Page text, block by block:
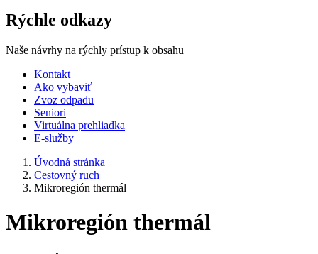
Rýchle odkazy
Naše návrhy na rýchly prístup k obsahu
Kontakt
Ako vybaviť
Zvoz odpadu
Seniori
Virtuálna prehliadka
E-služby
Úvodná stránka
Cestovný ruch
Mikroregión thermál
Mikroregión thermál